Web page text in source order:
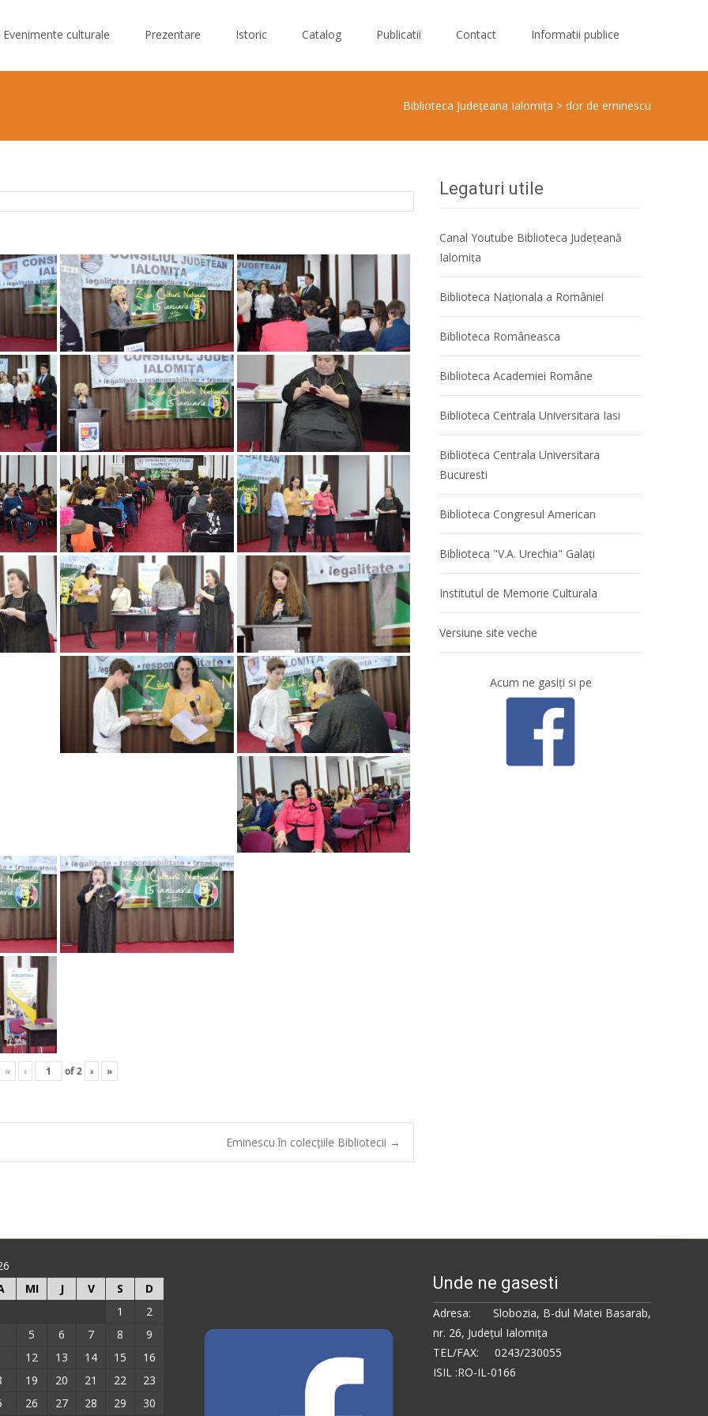
Evenimente culturale Prezentare Istoric Catalog Publicatii Contact Informatii publice
Biblioteca Judeţeana Ialomiţa > dor de eminescu
« ‹ of2 › »
Eminescu în colecțiile Bibliotecii →
Legaturi utile
Canal Youtube Biblioteca Județeană
Ialomița
Biblioteca Naţionala a României
Biblioteca Româneasca
Biblioteca Academiei Române
Biblioteca Centrala Universitara Iasi
Biblioteca Centrala Universitara
Bucuresti
Biblioteca Congresul American
Biblioteca "V.A. Urechia" Galaţi
Institutul de Memorie Culturala
Versiune site veche
Acum ne gasiţi si pe
MI J V S
D
1
2
5 6 7 8
9
12 13 14 15
16
19 20 21 22
23
26 27 28 29 30
Unde ne gasesti
Adresa: Slobozia, B-dul Matei Basarab,
nr. 26, Judeţul Ialomiţa
TEL/FAX: 0243/230055
ISIL :RO-IL-0166